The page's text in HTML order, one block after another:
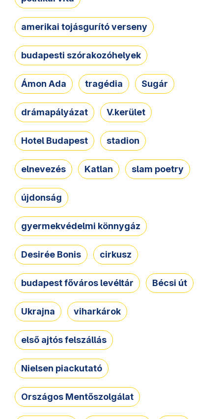
amerikai tojásgurító verseny
budapesti szórakozóhelyek
Ámon Ada tragédia Sugár
drámapályázat V.kerület
Hotel Budapest stadion
elnevezés Katlan slam poetry
újdonság
gyermekvédelmi könnygáz
Desirée Bonis cirkusz
budapest főváros levéltár Bécsi út
Ukrajna viharkárok
első ajtós felszállás
Nielsen piackutató
Országos Mentőszolgálat